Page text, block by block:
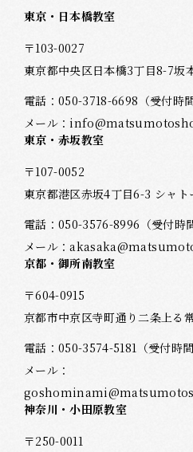
東京・日本橋教室
〒103-0027
東京都中央区日本橋3丁目8-7坂
電話：050-3718-6698 （受付時
メール：
東京・赤坂教室
〒107-0052
東京都港区赤坂4丁目6-3 シャト
電話：050-3576-8996 （受付時
メール：
京都・御所南教室
〒604-0915
京都市中京区寺町通り二条上る
電話：050-3574-5181 （受付時
メール：
神奈川・小田原教室
〒250-0011